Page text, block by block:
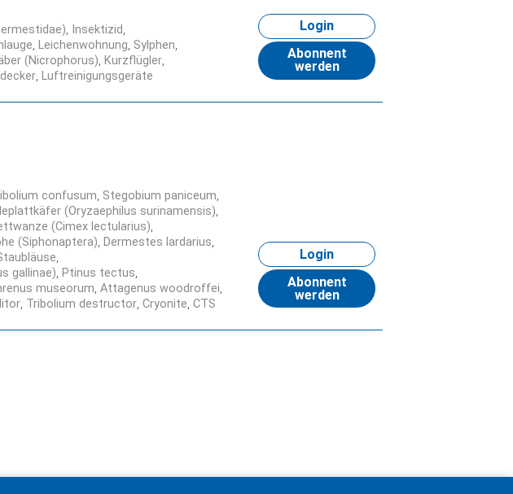
Insektizid
Leichenwohnung Sylphen
(Nicrophorus) Kurzflügler
Luftreinigungsgeräte
Login
Abonnent
werden
confusum Stegobium paniceum
(Oryzaephilus surinamensis)
(Cimex lectularius)
(Siphonaptera) Dermestes lardarius
gallinae) Ptinus tectus
museorum Attagenus woodroffei
Tribolium destructor Cryonite CTS
Login
Abonnent
werden